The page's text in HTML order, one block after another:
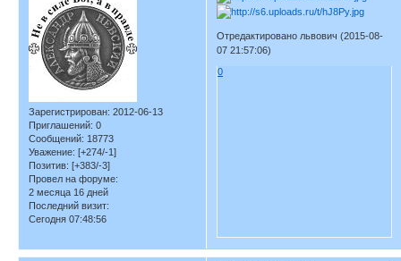
Зарегистрирован: 2012-06-13
Приглашений: 0
Сообщений: 18773
Уважение: [+274/-1]
Позитив: [+383/-3]
Провел на форуме:
2 месяца 16 дней
Последний визит:
Сегодня 07:48:56
Отредактировано львович (2015-08-
07 21:57:06)
0